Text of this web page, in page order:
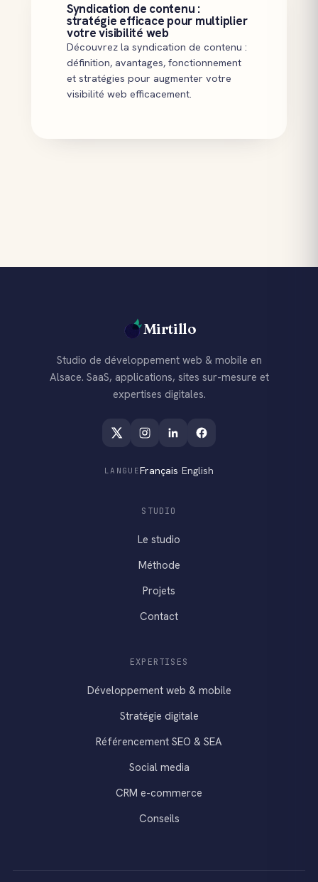
Syndication de contenu :
stratégie efficace pour multiplier
votre visibilité web
Découvrez la syndication de contenu :
définition, avantages, fonctionnement
et stratégies pour augmenter votre
visibilité web efficacement.
Mirtillo
Studio de développement web & mobile en
Alsace. SaaS, applications, sites sur-mesure et
expertises digitales.
LANGUEFrançais·English
STUDIO
Le studio
Méthode
Projets
Contact
EXPERTISES
Développement web & mobile
Stratégie digitale
Référencement SEO & SEA
Social media
CRM e-commerce
Conseils